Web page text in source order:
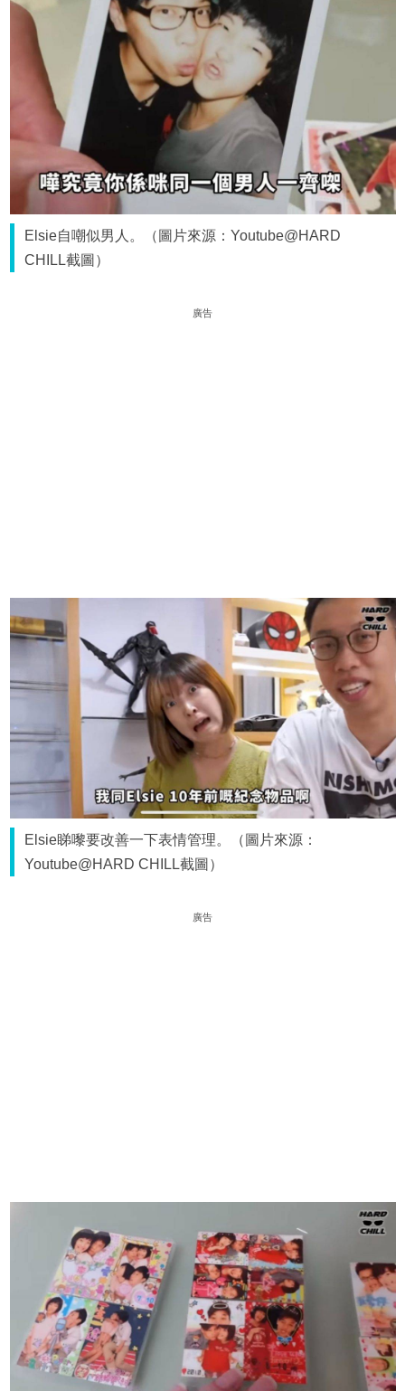
Elsie自嘲似男人。（圖片來源：Youtube@HARD
CHILL截圖）
廣告
Elsie睇嚟要改善一下表情管理。（圖片來源：
Youtube@HARD CHILL截圖）
廣告